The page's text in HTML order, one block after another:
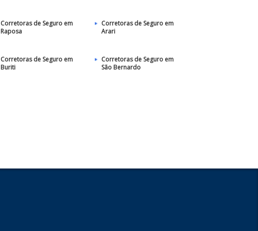
Corretoras de Seguro em
Raposa
Corretoras de Seguro em
Arari
Corretoras de Seguro em
Buriti
Corretoras de Seguro em
São Bernardo